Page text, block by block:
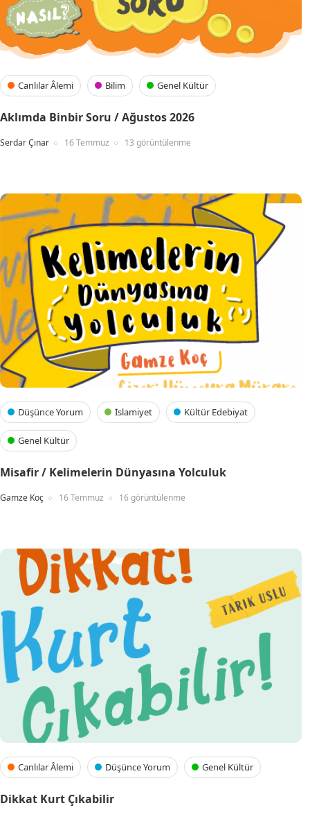
Canlılar Âlemi Bilim Genel Kültür
Aklımda Binbir Soru / Ağustos 2026
Serdar Çınar 16 Temmuz 13 görüntülenme
Düşünce Yorum İslamiyet Kültür Edebiyat
Genel Kültür
Misafir / Kelimelerin Dünyasına Yolculuk
Gamze Koç 16 Temmuz 16 görüntülenme
Canlılar Âlemi Düşünce Yorum Genel Kültür
Dikkat Kurt Çıkabilir